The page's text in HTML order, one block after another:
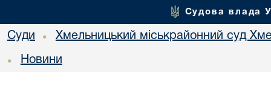
Судова влада
Суди • Хмельницький міськрайонний суд
• Новини